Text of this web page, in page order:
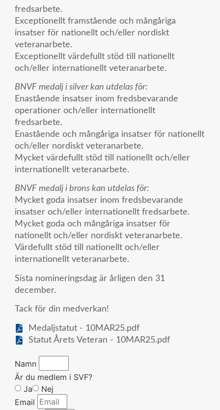
fredsarbete.
Exceptionellt framstående och mångåriga
insatser för nationellt och/eller nordiskt
veteranarbete.
Exceptionellt värdefullt stöd till nationellt
och/eller internationellt veteranarbete.
BNVF medalj i silver kan utdelas för:
Enastående insatser inom fredsbevarande
operationer och/eller internationellt
fredsarbete.
Enastående och mångåriga insatser för nationellt
och/eller nordiskt veteranarbete.
Mycket värdefullt stöd till nationellt och/eller
internationellt veteranarbete.
BNVF medalj i brons kan utdelas för:
Mycket goda insatser inom fredsbevarande
insatser och/eller internationellt fredsarbete.
Mycket goda och mångåriga insatser för
nationellt och/eller nordiskt veteranarbete.
Värdefullt stöd till nationellt och/eller
internationellt veteranarbete.
Sista nomineringsdag är årligen den 31
december.
Tack för din medverkan!
Medaljstatut - 10MAR25.pdf
Statut Årets Veteran - 10MAR25.pdf
Namn
Är du medlem i SVF?
Ja
Nej
Email